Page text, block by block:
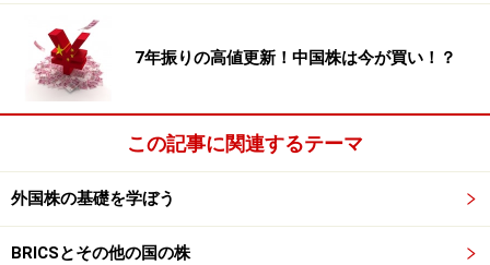
日の間にAmazonでご購入していただき、その後こちらの
キャンペーンページ
登録者全員に、「本書ではご紹介できなかったドバイ企
業レポート」をプレゼントいたします。
プしていますので、
7年振りの高値更新！中国株は今が買い！？
この記事に関連するテーマ
外国株の基礎を学ぼう
BRICSとその他の国の株